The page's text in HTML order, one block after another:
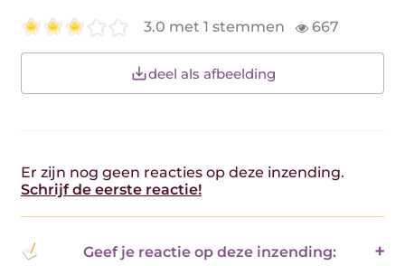
3.0 met 1 stemmen 667
deel als afbeelding
Er zijn nog geen reacties op deze inzending.
Schrijf de eerste reactie!
Geef je reactie op deze inzending: